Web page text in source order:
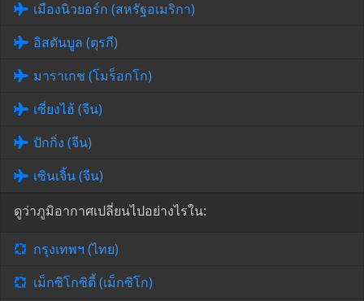
เมืองนิวยอร์ก (สหรัฐอเมริกา)
อิสตันบูล (ตุรกี)
มาราเกช (โมร็อกโก)
เซี่ยงไฮ้ (จีน)
ปักกิ่ง (จีน)
เซินเจิ้น (จีน)
ดูว่าภูมิอากาศเปลี่ยนไปอย่างไรใน:
กรุงเทพฯ (ไทย)
เม็กซิโกซิตี้ (เม็กซิโก)